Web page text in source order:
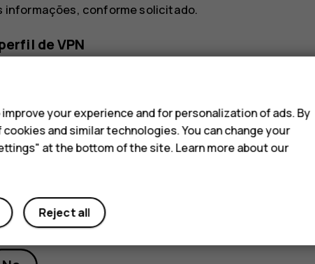
informações, conforme solicitado.
de VPN
this helpful?
your experience and for personalization of ads. By
and similar technologies. You can change your
at the bottom of the site. Learn more about our
Reject all